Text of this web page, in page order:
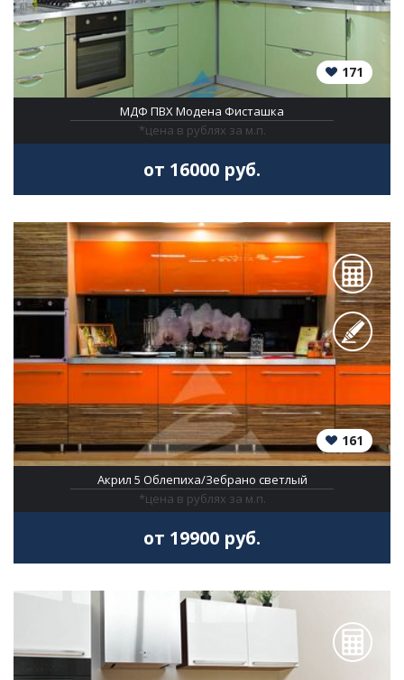
171
МДФ ПВХ Модена Фисташка
*цена в рублях за м.п.
от 16000 руб.
161
Акрил 5 Облепиха/Зебрано светлый
*цена в рублях за м.п.
от 19900 руб.